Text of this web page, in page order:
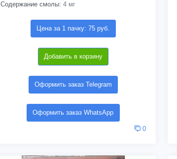
Содержание смолы: 4 мг
Цена за 1 пачку: 75 руб.
Добавить в корзину
Оформить заказ Telegram
Оформить заказ WhatsApp
0